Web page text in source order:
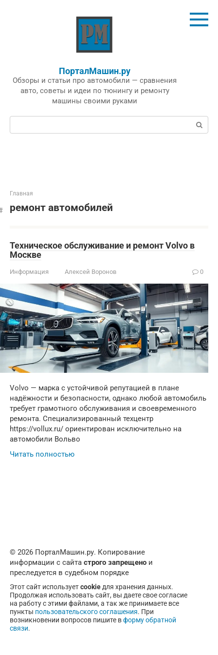
ПорталМашин.ру
Обзоры и статьи про автомобили — сравнения
авто, советы и идеи по тюнингу и ремонту
машины своими руками
Поиск:
Главная
ремонт автомобилей
Техническое обслуживание и ремонт Volvo в
Москве
Информация Алексей Воронов 0
Volvo — марка с устойчивой репутацией в плане
надёжности и безопасности, однако любой автомобиль
требует грамотного обслуживания и своевременного
ремонта. Специализированный техцентр
https://vollux.ru/ ориентирован исключительно на
автомобили Вольво
Читать полностью
© 2026 ПорталМашин.ру. Копирование
информации с сайта строго запрещено и
преследуется в судебном порядке
Этот сайт используетcookieдля хранения данных.
Продолжая использовать сайт, вы даете свое согласие
на работу с этими файлами, а так же принимаете все
пункты пользовательского соглашения. При
возникновении вопросов пишите вформу обратной
связи.